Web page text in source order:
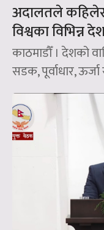
अदालतले
विश्वका विभिन्न
काठमाडौँ । देशको
सडक, पूर्वाधार,